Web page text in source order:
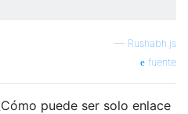
— Rushabh.js
fuente
puede ser solo enlace